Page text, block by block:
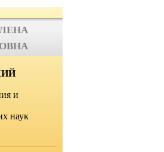
и
наук